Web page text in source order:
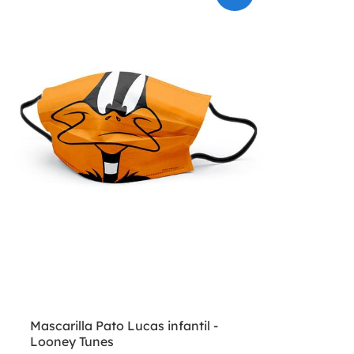
Mascarilla Pato Lucas infantil -
Looney Tunes